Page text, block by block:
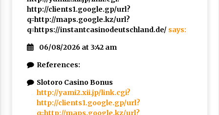
http://clients1.google.gp/url?
q=http://maps.google.kz/url?
q=https://instantcasinodeutschland.de/ says:
06/08/2026 at 3:42 am
References:
Slotoro Casino Bonus
http://yami2.xii.jp/link.cgi?
http://clients1.google.gp/url?
q=http://maps.google.kz/url?